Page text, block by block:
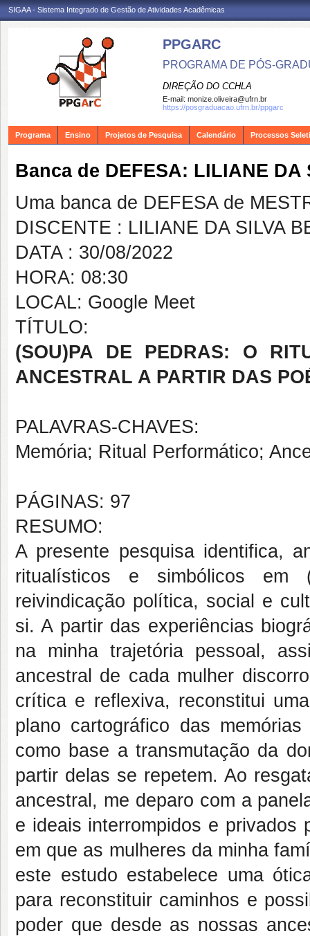
SIGAA - Sistema Integrado de Gestão de Atividades Acadêmicas
PPGARC
PROGRAMA DE PÓS-
DIREÇÃO DO CCHLA
E-mail: monize.oliveira@ufrn.br
https://posgraduacao.ufrn.br/ppgarc
Programa Ensino Projetos de Pesquisa Calendário Processos
Banca de DEFESA: LILIANE DA
Uma banca de DEFESA de
DISCENTE : LILIANE DA SILVA
DATA : 30/08/2022
HORA: 08:30
LOCAL: Google Meet
TÍTULO:
(SOU)PA DE PEDRAS: O
ANCESTRAL A PARTIR DAS
PALAVRAS-CHAVES:
Memória; Ritual Performático;
PÁGINAS: 97
RESUMO:
A presente pesquisa identifica,
ritualísticos e simbólicos em
reivindicação política, social e
si. A partir das experiências
na minha trajetória pessoal,
ancestral de cada mulher
crítica e reflexiva, reconstitui
plano cartográfico das
como base a transmutação da
partir delas se repetem. Ao
ancestral, me deparo com a
e ideais interrompidos e privados
em que as mulheres da minha
este estudo estabelece uma
para reconstituir caminhos e
poder que desde as nossas